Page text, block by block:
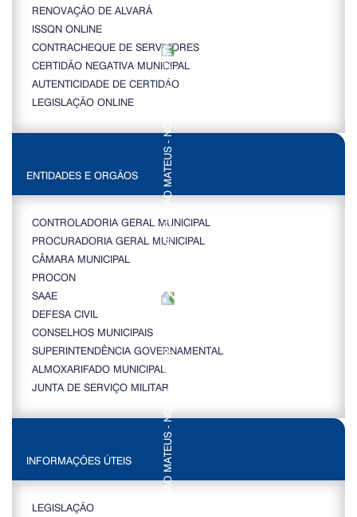
RENOVAÇÃO DE ALVARÁ
ISSQN ONLINE
CONTRACHEQUE DE SERVIDORES
CERTIDÃO NEGATIVA MUNICIPAL
AUTENTICIDADE DE CERTIDÃO
LEGISLAÇÃO ONLINE
ENTIDADES E ORGÃOS
CONTROLADORIA GERAL MUNICIPAL
PROCURADORIA GERAL MUNICIPAL
CÂMARA MUNICIPAL
PROCON
SAAE
DEFESA CIVIL
CONSELHOS MUNICIPAIS
SUPERINTENDÊNCIA GOVERNAMENTAL
ALMOXARIFADO MUNICIPAL
JUNTA DE SERVIÇO MILITAR
INFORMAÇÕES ÚTEIS
LEGISLAÇÃO